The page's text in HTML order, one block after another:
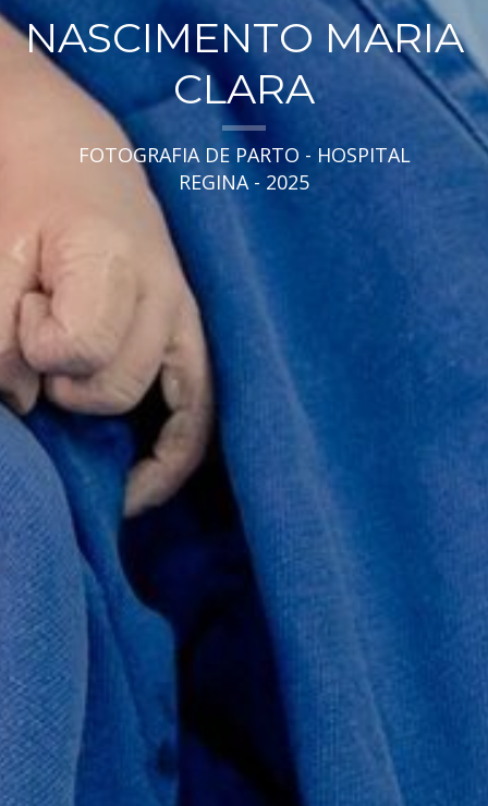
NASCIMENTO MARIA
CLARA
FOTOGRAFIA DE PARTO - HOSPITAL
REGINA - 2025